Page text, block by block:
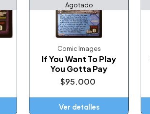
Agotado
Comic Images
If You Want To Play
You Gotta Pay
$95.000
Ver detalles